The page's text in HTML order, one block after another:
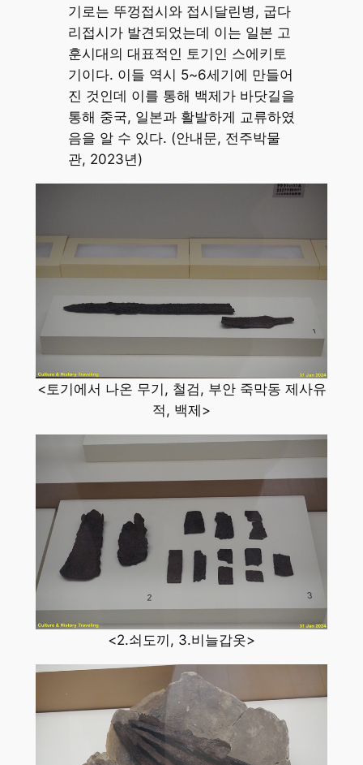
기로는 뚜껑접시와 접시달린병, 굽다
리접시가 발견되었는데 이는 일본 고
훈시대의 대표적인 토기인 스에키토
기이다. 이들 역시 5~6세기에 만들어
진 것인데 이를 통해 백제가 바닷길을
통해 중국, 일본과 활발하게 교류하였
음을 알 수 있다. (안내문, 전주박물
관, 2023년)
<토기에서 나온 무기, 철검, 부안 죽막동 제사유
적, 백제>
<2.쇠도끼, 3.비늘갑옷>